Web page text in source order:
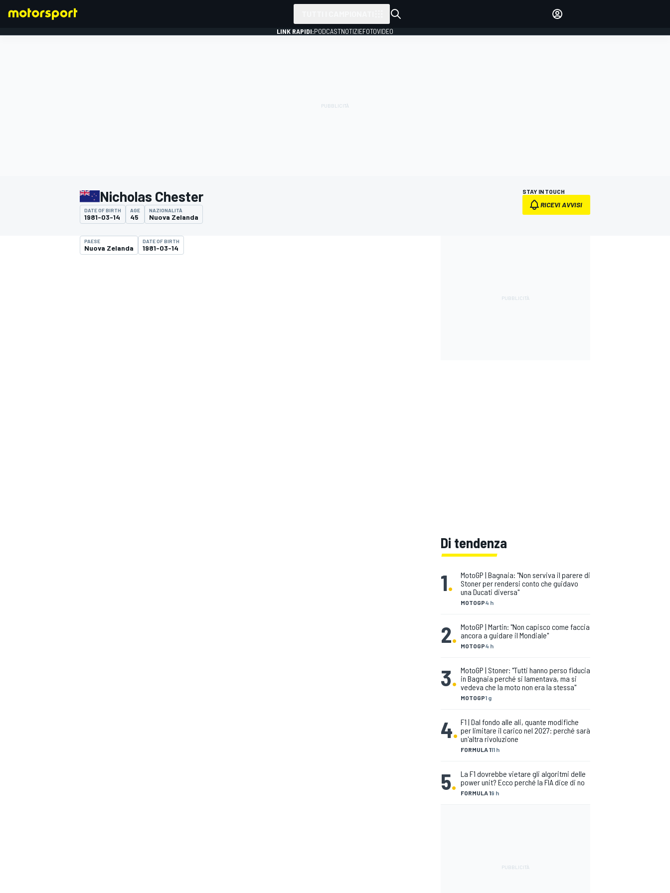
ACCEDI
LINK RAPIDI:PODCASTNOTIZIEFOTOVIDEO
Nicholas Chester
DATE OF BIRTH
1981-03-14
AGE
45
NAZIONALITÀ
Nuova Zelanda
STAY IN TOUCH
RICEVI AVVISI
PAESE
Nuova Zelanda
DATE OF BIRTH
1981-03-14
Di tendenza
1.
MOTOGP4 h
MotoGP | Bagnaia: "Non serviva il parere di
Stoner per rendersi conto che guidavo
una Ducati diversa"
2. MOTOGP4 h
MotoGP | Martin: "Non capisco come faccia
ancora a guidare il Mondiale"
3.
MOTOGP1 g
MotoGP | Stoner: "Tutti hanno perso fiducia
in Bagnaia perché si lamentava, ma si
vedeva che la moto non era la stessa"
4.
FORMULA 111 h
F1 | Dal fondo alle ali, quante modifiche
per limitare il carico nel 2027: perché sarà
un'altra rivoluzione
5. FORMULA 19 h
La F1 dovrebbe vietare gli algoritmi delle
power unit? Ecco perché la FIA dice di no